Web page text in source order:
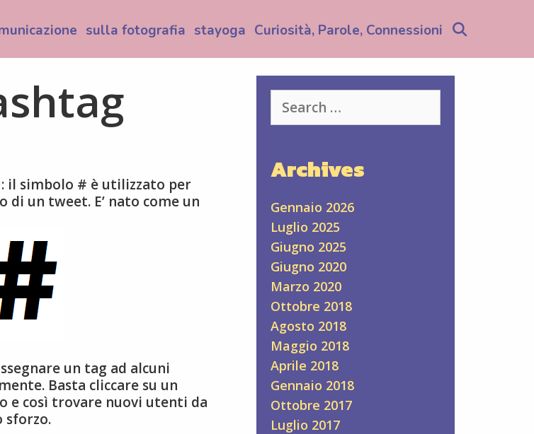
sulla fotografia stayoga Curiosità, Parole, Connessioni
il simbolo # è utilizzato per
un tweet. E’ nato come un
un tag ad alcuni
Basta cliccare su un
e così trovare nuovi utenti da
sforzo.
for:
Archives
Gennaio 2026
Luglio 2025
Giugno 2025
Giugno 2020
Marzo 2020
Ottobre 2018
Agosto 2018
Maggio 2018
Aprile 2018
Gennaio 2018
Ottobre 2017
Luglio 2017